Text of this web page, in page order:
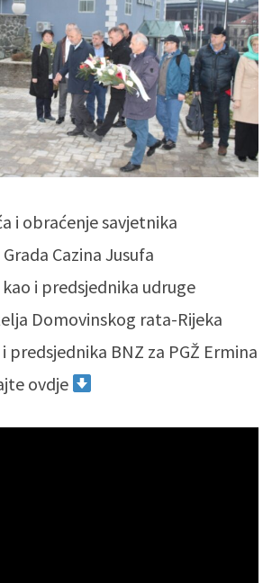
i obraćenje savjetnika
Cazina Jusufa
i predsjednika udruge
Domovinskog rata-Rijeka
predsjednika BNZ za PGŽ Ermina
ovdje